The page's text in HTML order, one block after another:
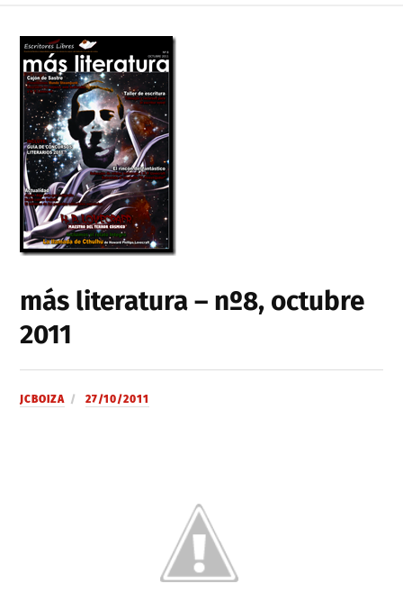
más literatura – nº8, octubre
2011
JCBOIZA 27/10/2011